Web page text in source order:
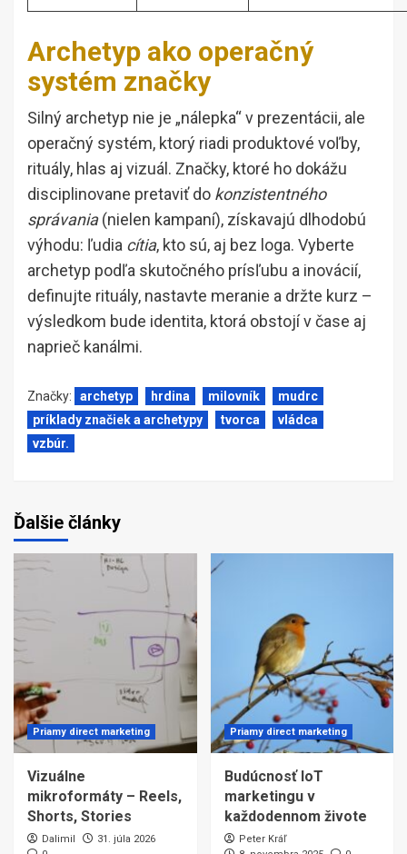
Archetyp ako operačný
systém značky
Silný archetyp nie je „nálepka“ v prezentácii, ale
operačný systém, ktorý riadi produktové voľby,
rituály, hlas aj vizuál. Značky, ktoré ho dokážu
disciplinovane pretaviť do konzistentného
správania(nielen kampaní), získavajú dlhodobú
výhodu: ľudia cítia, kto sú, aj bez loga. Vyberte
archetyp podľa skutočného prísľubu a inovácií,
definujte rituály, nastavte meranie a držte kurz –
výsledkom bude identita, ktorá obstojí v čase aj
naprieč kanálmi.
Značky: archetyp hrdina milovník
mudrc
príklady značiek a archetypy
tvorca
vládca
vzbúr.
Ďalšie články
Priamy direct marketing
Vizuálne
mikroformáty – Reels,
Shorts, Stories
Dalimil
31. júla 2026
Priamy direct marketing
Budúcnosť IoT
marketingu v
každodennom živote
Peter Kráľ